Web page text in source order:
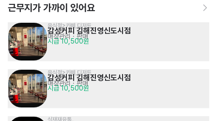
근무지가 가까이 있어요
음식점>카페,디저트
감성커피 김해진영신도시점
매장관리 · 판매
시급 10,500원
음식점>카페,디저트
감성커피 김해진영신도시점
매장관리 · 판매
시급 10,500원